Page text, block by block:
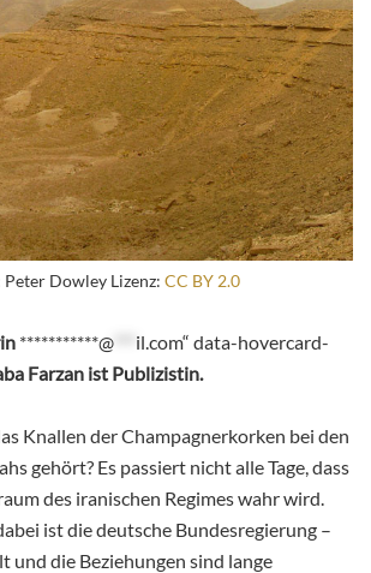
Dowley Lizenz: CC BY 2.0
***********@ il.com“ data-hovercard-
Farzan ist Publizistin.
Knallen der Champagnerkorken bei den
gehört? Es passiert nicht alle Tage, dass
des iranischen Regimes wahr wird.
ist die deutsche Bundesregierung –
und die Beziehungen sind lange